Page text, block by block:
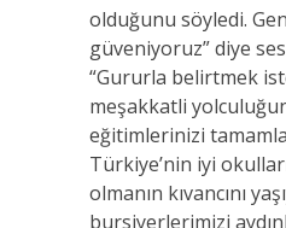
olduğunu söyledi.
güveniyoruz” diye
“Gururla belirtmek
meşakkatli
eğitimlerinizi
Türkiye’nin iyi
olmanın kıvancını
bursiyerlerimizi